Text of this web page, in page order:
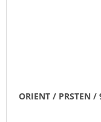
ORIENT / PRSTEN /